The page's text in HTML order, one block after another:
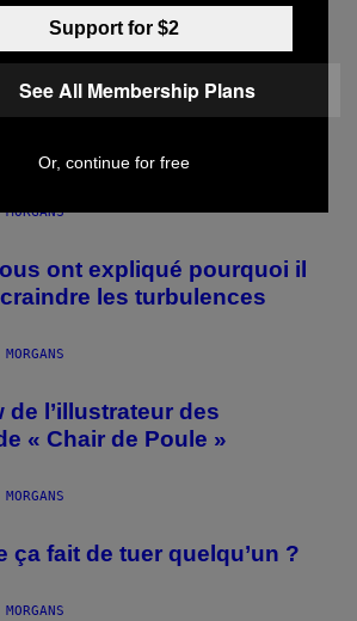
le monde se branle
whisky du monde
ont expliqué pourquoi il
les turbulences
de l’illustrateur des
« Chair de Poule »
ça fait de tuer quelqu’un ?
Support for $2
See All Membership Plans
Or, continue for free